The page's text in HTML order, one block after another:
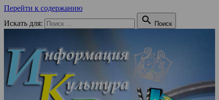
Перейти к содержанию
Искать для:
 Поиск